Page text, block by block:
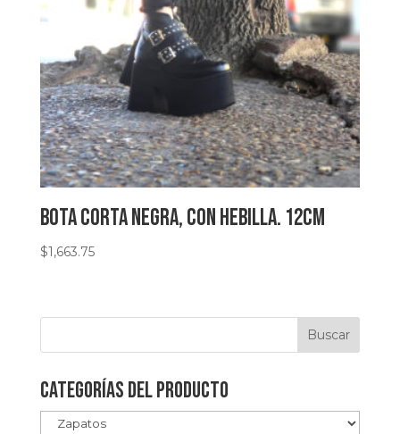
Bota corta negra, con hebilla. 12cm
$1,663.75
Categorías del producto